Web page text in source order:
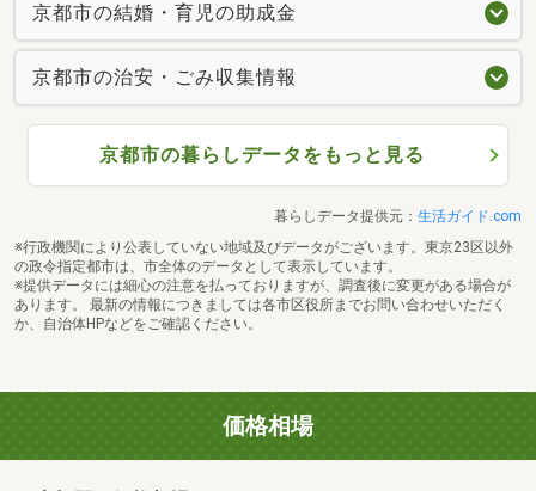
京都市の結婚・育児の助成金
京都市の治安・ごみ収集情報
京都市の暮らしデータをもっと見る
暮らしデータ提供元： 生活ガイド.com
※行政機関により公表していない地域及びデータがございます。東京23区以外
の政令指定都市は、市全体のデータとして表示しています。
※提供データには細心の注意を払っておりますが、調査後に変更がある場合が
あります。 最新の情報につきましては各市区役所までお問い合わせいただく
か、自治体HPなどをご確認ください。
価格相場